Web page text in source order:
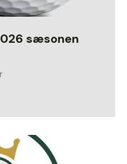
sæsonen